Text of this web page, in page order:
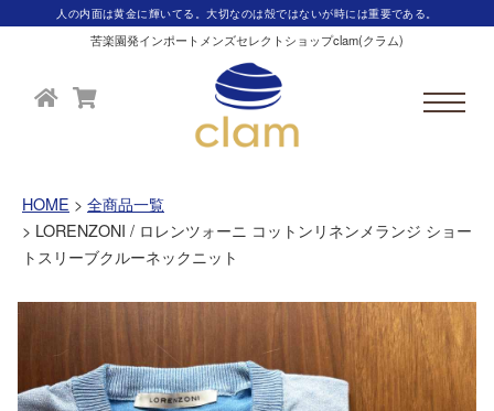
人の内面は黄金に輝いてる。大切なのは殻ではないが時には重要である。
苦楽園発インポートメンズセレクトショップclam(クラム)
HOME
全商品一覧
LORENZONI / ロレンツォーニ コットンリネンメランジ ショー
トスリーブクルーネックニット